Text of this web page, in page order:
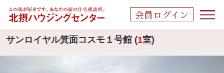
会員ログイン
サンロイヤル箕面コスモ１号館 (1室)